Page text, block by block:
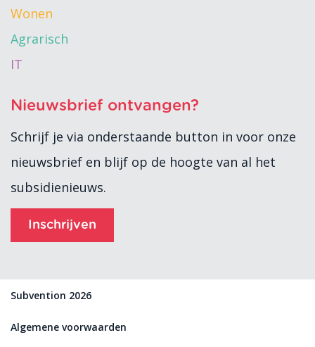
Wonen
Agrarisch
IT
Nieuwsbrief ontvangen?
Schrijf je via onderstaande button in voor onze
nieuwsbrief en blijf op de hoogte van al het
subsidienieuws.
Inschrijven
Subvention 2026
Algemene voorwaarden